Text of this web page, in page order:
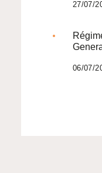
27/07/
06/07/